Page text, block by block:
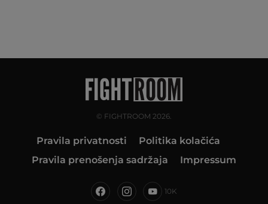
© FIGHTROOM 2026.
Pravila privatnosti
Politika kolačića
Pravila prenošenja sadržaja
Impressum
10K